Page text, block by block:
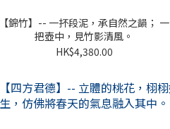
【錦竹】-- 一抔段泥，承自然之韻； 一
把壺中，見竹影清風。
HK$4,380.00